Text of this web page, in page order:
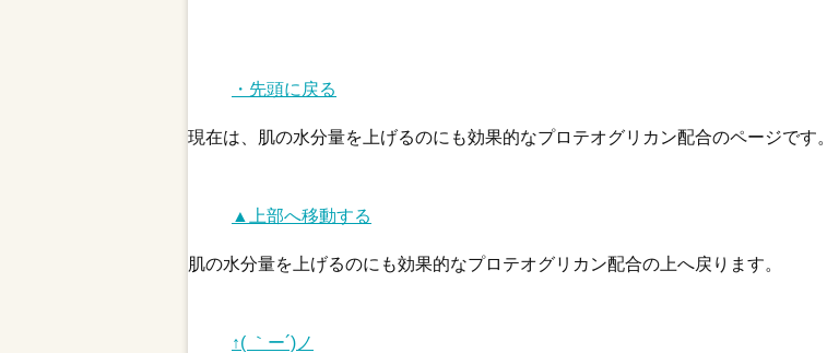
・先頭に戻る
現在は、肌の水分量を上げるのにも効果的なプロテオグリカン配合のページです。
▲上部へ移動する
肌の水分量を上げるのにも効果的なプロテオグリカン配合の上へ戻ります。
↑( ｀ー´)ノ